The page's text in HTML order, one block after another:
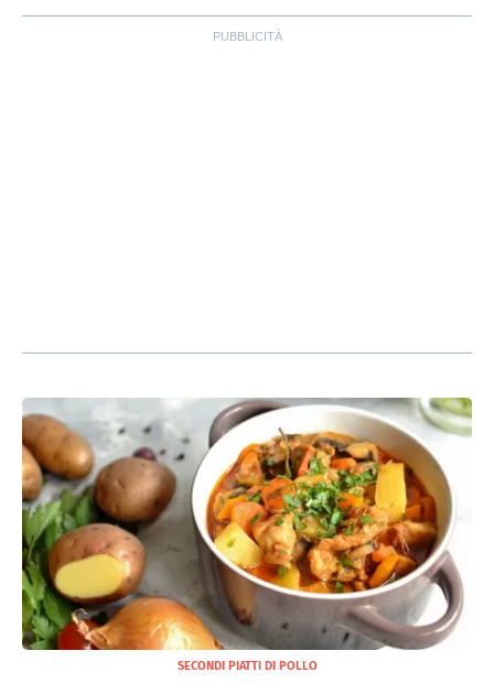
SECONDI PIATTI DI POLLO